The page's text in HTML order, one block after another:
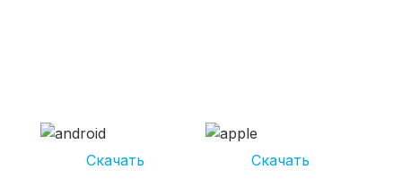
Скачать Скачать